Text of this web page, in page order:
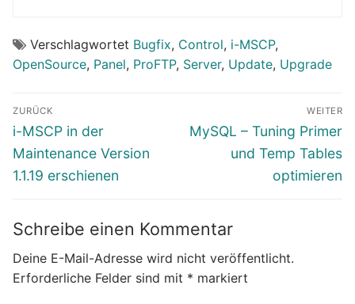
Verschlagwortet Bugfix, Control, i-MSCP,
OpenSource, Panel, ProFTP, Server, Update, Upgrade
Beitragsnavigation
ZURÜCK
Vorheriger
Beitrag:
i-MSCP in der
Maintenance Version
1.1.19 erschienen
WEITER
Nächster
Beitrag:
MySQL – Tuning Primer
und Temp Tables
optimieren
Schreibe einen Kommentar
Deine E-Mail-Adresse wird nicht veröffentlicht.
Erforderliche Felder sind mit * markiert